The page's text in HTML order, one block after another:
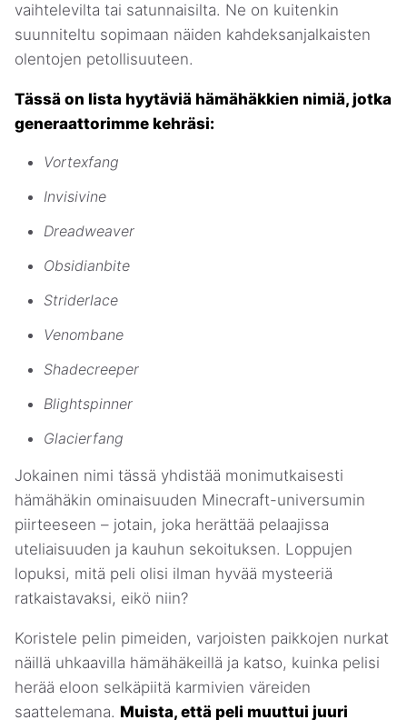
vaihtelevilta tai satunnaisilta. Ne on kuitenkin
suunniteltu sopimaan näiden kahdeksanjalkaisten
olentojen petollisuuteen.
Tässä on lista hyytäviä hämähäkkien nimiä, jotka
generaattorimme kehräsi:
Vortexfang
Invisivine
Dreadweaver
Obsidianbite
Striderlace
Venombane
Shadecreeper
Blightspinner
Glacierfang
Jokainen nimi tässä yhdistää monimutkaisesti
hämähäkin ominaisuuden Minecraft-universumin
piirteeseen – jotain, joka herättää pelaajissa
uteliaisuuden ja kauhun sekoituksen. Loppujen
lopuksi, mitä peli olisi ilman hyvää mysteeriä
ratkaistavaksi, eikö niin?
Koristele pelin pimeiden, varjoisten paikkojen nurkat
näillä uhkaavilla hämähäkeillä ja katso, kuinka pelisi
herää eloon selkäpiitä karmivien väreiden
saattelemana. Muista, että peli muuttui juuri